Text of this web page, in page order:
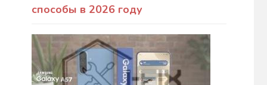
способы в 2026 году